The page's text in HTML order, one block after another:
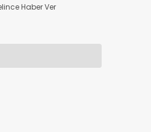
Haber Ver